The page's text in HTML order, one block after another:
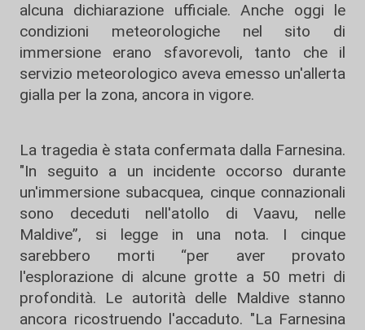
alcuna dichiarazione ufficiale. Anche oggi le
condizioni meteorologiche nel sito di
immersione erano sfavorevoli, tanto che il
servizio meteorologico aveva emesso un'allerta
gialla per la zona, ancora in vigore.
La tragedia è stata confermata dalla Farnesina.
"In seguito a un incidente occorso durante
un'immersione subacquea, cinque connazionali
sono deceduti nell'atollo di Vaavu, nelle
Maldive”, si legge in una nota. I cinque
sarebbero morti “per aver provato
l'esplorazione di alcune grotte a 50 metri di
profondità. Le autorità delle Maldive stanno
ancora ricostruendo l'accaduto. "La Farnesina